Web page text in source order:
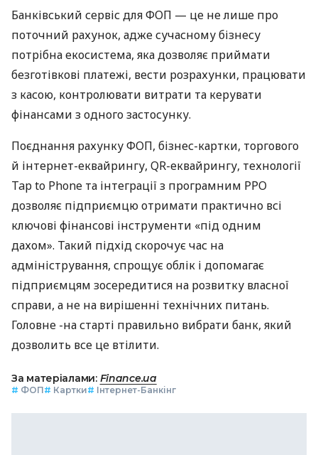
Банківський сервіс для ФОП — це не лише про
поточний рахунок, адже сучасному бізнесу
потрібна екосистема, яка дозволяє приймати
безготівкові платежі, вести розрахунки, працювати
з касою, контролювати витрати та керувати
фінансами з одного застосунку.
Поєднання рахунку ФОП, бізнес-картки, торгового
й інтернет-еквайрингу, QR-еквайрингу, технології
Tap to Phone та інтеграції з програмним РРО
дозволяє підприємцю отримати практично всі
ключові фінансові інструменти «під одним
дахом». Такий підхід скорочує час на
адміністрування, спрощує облік і допомагає
підприємцям зосередитися на розвитку власної
справи, а не на вирішенні технічних питань.
Головне -на старті правильно вибрати банк, який
дозволить все це втілити.
За матеріалами: Finance.ua
# ФОП# Картки# Інтернет-Банкінг